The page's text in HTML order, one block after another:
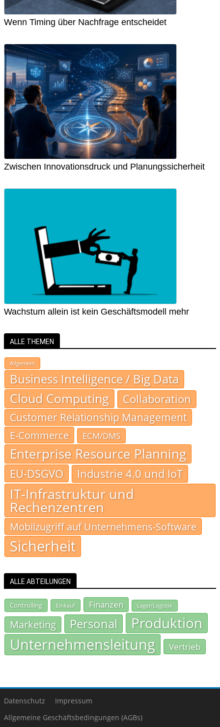
Wenn Timing über Nachfrage entscheidet
Zwischen Innovationsdruck und Planungssicherheit
Wachstum allein ist kein Geschäftsmodell mehr
ALLE THEMEN
Allgemein
Business Intelligence / Big Data
Cloud Computing Collaboration
Customer Relationship Management
E-Commerce
ECM/DMS
Enterprise Resource Planning
EU-DSGVO Industrie 4.0 und IoT
IT-Infrastruktur und
Rechenzentren
Mobilzugriff auf Unternehmens-Software
Sicherheit
ALLE ABTEILUNGEN
Controlling Einkauf Finanzen Lager/Logistik
Marketing Personal Produktion
Unternehmensleitung Vertrieb
Datenschutz
Impressum
Allgemeine Geschäftsbedingungen (AGBs)